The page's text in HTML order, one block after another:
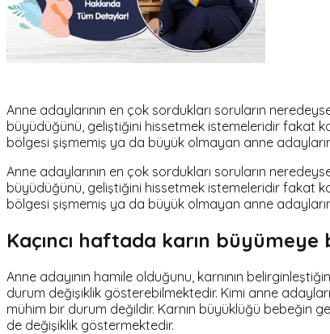
Anne adaylarının en çok sordukları soruların
büyüdüğünü, geliştiğini hissetmek istemeleridir fakat
bölgesi şişmemiş ya da büyük olmayan anne
Anne adaylarının en çok sordukları soruların
büyüdüğünü, geliştiğini hissetmek istemeleridir fakat
bölgesi şişmemiş ya da büyük olmayan anne
Kaçıncı haftada karın büyümeye
Anne adayının hamile olduğunu, karnının
durum değişiklik gösterebilmektedir. Kimi anne
mühim bir durum değildir. Karnın büyüklüğü bebeğin
de değişiklik göstermektedir.